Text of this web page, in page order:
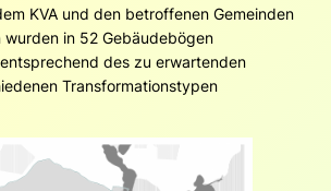
KVA und den betroffenen Gemeinden
wurden in 52 Gebäudebögen
des zu erwartenden
Transformationstypen